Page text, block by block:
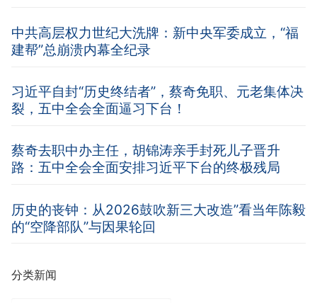
中共高层权力世纪大洗牌：新中央军委成立，“福
建帮”总崩溃内幕全纪录
习近平自封“历史终结者”，蔡奇免职、元老集体决
裂，五中全会全面逼习下台！
蔡奇去职中办主任，胡锦涛亲手封死儿子晋升
路：五中全会全面安排习近平下台的终极残局
历史的丧钟：从2026鼓吹新三大改造”看当年陈毅
的“空降部队”与因果轮回
分类新闻